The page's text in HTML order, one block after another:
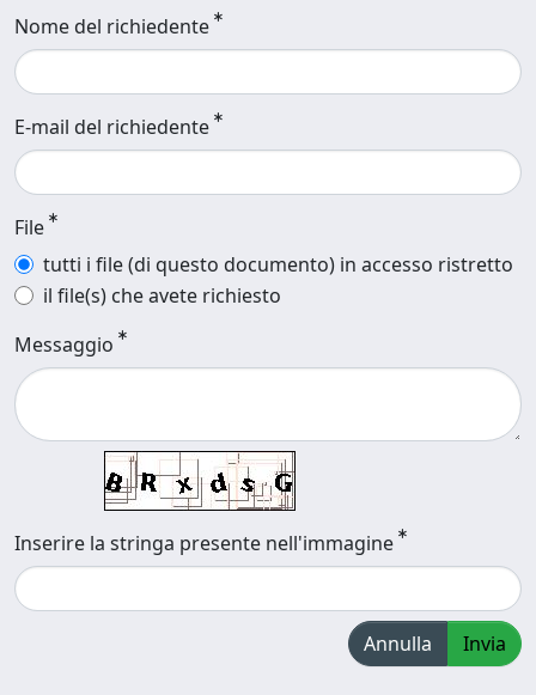
Nome del richiedente
E-mail del richiedente
File
tutti i file (di questo documento) in accesso ristretto
il file(s) che avete richiesto
Messaggio
Inserire la stringa presente nell'immagine
Annulla Invia